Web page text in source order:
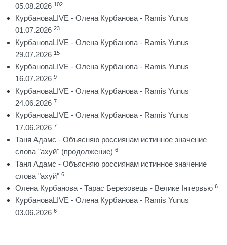
05.08.2026 102
КурбановаLIVE - Олена Курбанова - Ramis Yunus
01.07.2026 23
КурбановаLIVE - Олена Курбанова - Ramis Yunus
29.07.2026 15
КурбановаLIVE - Олена Курбанова - Ramis Yunus
16.07.2026 9
КурбановаLIVE - Олена Курбанова - Ramis Yunus
24.06.2026 7
КурбановаLIVE - Олена Курбанова - Ramis Yunus
17.06.2026 7
Таня Адамс - Объясняю россиянам истинное значение
слова "ахуй" (продолжение) 6
Таня Адамс - Объясняю россиянам истинное значение
слова "ахуй" 6
Олена Курбанова - Тарас Березовець - Велике Інтервью 6
КурбановаLIVE - Олена Курбанова - Ramis Yunus
03.06.2026 6